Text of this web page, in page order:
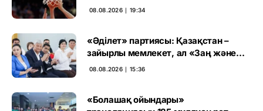
08.08.2026 ∣ 19:34
«Әділет» партиясы: Қазақстан –
зайырлы мемлекет, ал «Заң және
тәртіп» қағидаты баршаға міндетті
08.08.2026 ∣ 15:36
«Болашақ ойындары»